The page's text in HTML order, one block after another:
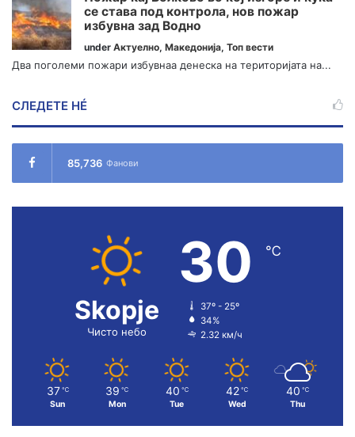
се става под контрола, нов пожар
избувна зад Водно
under Актуелно, Македонија, Топ вести
Два поголеми пожари избувнаа денеска на територијата на...
СЛЕДЕТЕ НÉ
85,736 Фанови
Skopje
Чисто небо
30 ℃
37º - 25º
34%
2.32 км/ч
37 ℃
Sun
39 ℃
Mon
40 ℃
Tue
42 ℃
Wed
40 ℃
Thu